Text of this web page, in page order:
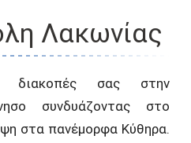
Λακωνίας
διακοπές σας στην
συνδυάζοντας στο
στα πανέμορφα Κύθηρα.